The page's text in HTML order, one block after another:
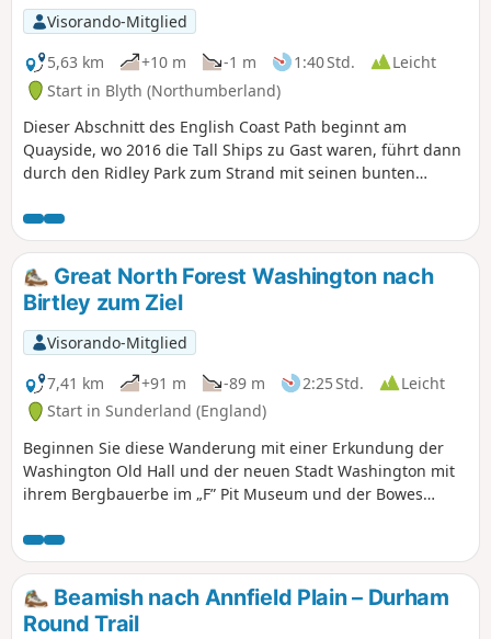
ein.Visorando-Mitglied
5,63 km
+10 m -1 m 1:40 Std.
Leicht
Start in Blyth (Northumberland)
Dieser Abschnitt des English Coast Path beginnt am
Quayside, wo 2016 die Tall Ships zu Gast waren, führt dann
durch den Ridley Park zum Strand mit seinen bunten
Dünen nach Seaton Sluice.
Great North Forest Washington nach
Birtley zum Ziel
Visorando-Mitglied
7,41 km
+91 m -89 m 2:25 Std.
Leicht
Start in Sunderland (England)
Beginnen Sie diese Wanderung mit einer Erkundung der
Washington Old Hall und der neuen Stadt Washington mit
ihrem Bergbauerbe im „F” Pit Museum und der Bowes
Path nach Birtley wandern.
Beamish nach Annfield Plain – Durham
Round Trail